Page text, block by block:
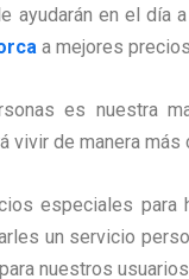
en el día
a mejores
es nuestra
vivir de manera más
especiales
un servicio
nuestros